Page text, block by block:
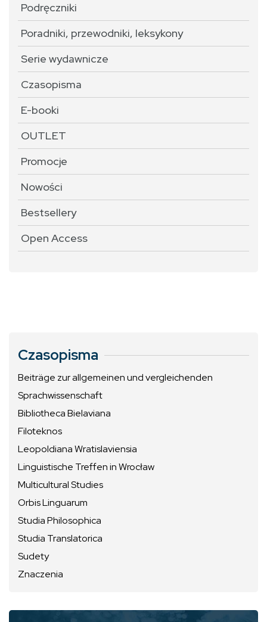
Podręczniki
Poradniki, przewodniki, leksykony
Serie wydawnicze
Czasopisma
E-booki
OUTLET
Promocje
Nowości
Bestsellery
Open Access
Czasopisma
Beiträge zur allgemeinen und vergleichenden
Sprachwissenschaft
Bibliotheca Bielaviana
Filoteknos
Leopoldiana Wratislaviensia
Linguistische Treffen in Wrocław
Multicultural Studies
Orbis Linguarum
Studia Philosophica
Studia Translatorica
Sudety
Znaczenia